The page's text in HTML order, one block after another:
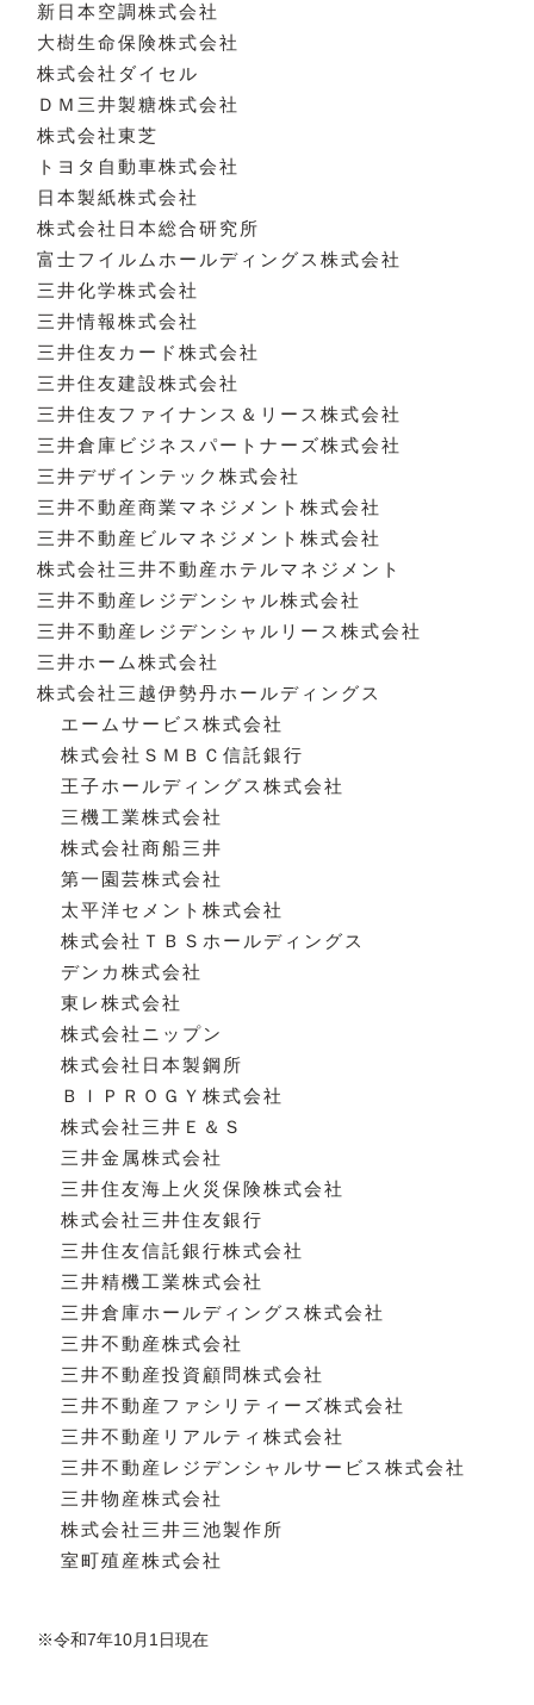
新日本空調株式会社
大樹生命保険株式会社
株式会社ダイセル
ＤＭ三井製糖株式会社
株式会社東芝
トヨタ自動車株式会社
日本製紙株式会社
株式会社日本総合研究所
富士フイルムホールディングス株式会社
三井化学株式会社
三井情報株式会社
三井住友カード株式会社
三井住友建設株式会社
三井住友ファイナンス＆リース株式会社
三井倉庫ビジネスパートナーズ株式会社
三井デザインテック株式会社
三井不動産商業マネジメント株式会社
三井不動産ビルマネジメント株式会社
株式会社三井不動産ホテルマネジメント
三井不動産レジデンシャル株式会社
三井不動産レジデンシャルリース株式会社
三井ホーム株式会社
株式会社三越伊勢丹ホールディングス
エームサービス株式会社
株式会社ＳＭＢＣ信託銀行
王子ホールディングス株式会社
三機工業株式会社
株式会社商船三井
第一園芸株式会社
太平洋セメント株式会社
株式会社ＴＢＳホールディングス
デンカ株式会社
東レ株式会社
株式会社ニップン
株式会社日本製鋼所
ＢＩＰＲＯＧＹ株式会社
株式会社三井Ｅ＆Ｓ
三井金属株式会社
三井住友海上火災保険株式会社
株式会社三井住友銀行
三井住友信託銀行株式会社
三井精機工業株式会社
三井倉庫ホールディングス株式会社
三井不動産株式会社
三井不動産投資顧問株式会社
三井不動産ファシリティーズ株式会社
三井不動産リアルティ株式会社
三井不動産レジデンシャルサービス株式会社
三井物産株式会社
株式会社三井三池製作所
室町殖産株式会社
※令和7年10月1日現在